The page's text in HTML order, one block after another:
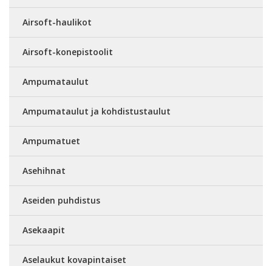
Airsoft-haulikot
Airsoft-konepistoolit
Ampumataulut
Ampumataulut ja kohdistustaulut
Ampumatuet
Asehihnat
Aseiden puhdistus
Asekaapit
Aselaukut kovapintaiset